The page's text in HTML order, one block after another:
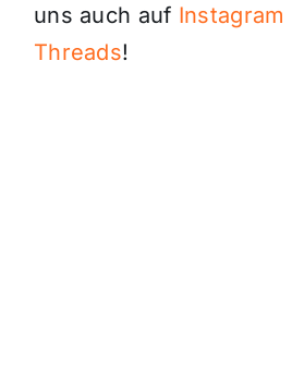
uns auch auf Instagram
Threads!